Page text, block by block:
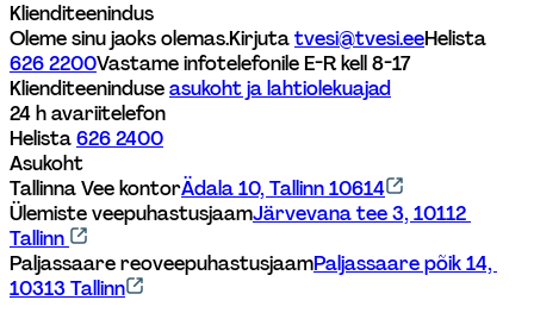
Klienditeenindus
Oleme sinu jaoks olemas.Kirjuta tvesi@tvesi.eeHelista
626 2200Vastame infotelefonile E-R kell 8-17
Klienditeeninduse asukoht ja lahtiolekuajad
24 h avariitelefon
Helista 626 2400
Asukoht
Tallinna Vee kontorÄdala 10, Tallinn 10614
Ülemiste veepuhastusjaamJärvevana tee 3, 10112
Tallinn
Paljassaare reoveepuhastusjaamPaljassaare põik 14,
10313 Tallinn